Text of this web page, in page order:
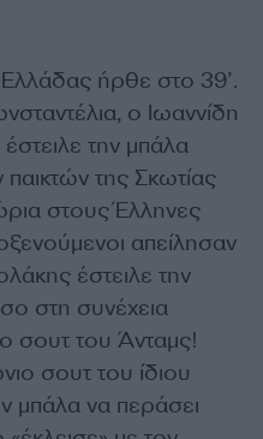
ήρθε στο 39’.
ο Ιωαννίδη
την μπάλα
της Σκωτίας
στους Έλληνες
απείλησαν
έστειλε την
στη συνέχεια
σουτ του Άνταμς!
σουτ του ίδιου
μπάλα να περάσει